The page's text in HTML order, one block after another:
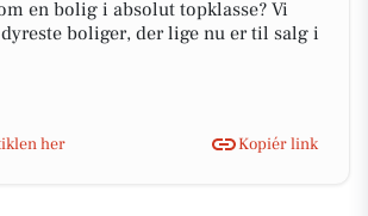
en bolig i absolut topklasse? Vi
boliger, der lige nu er til salg i
her
Kopiér link